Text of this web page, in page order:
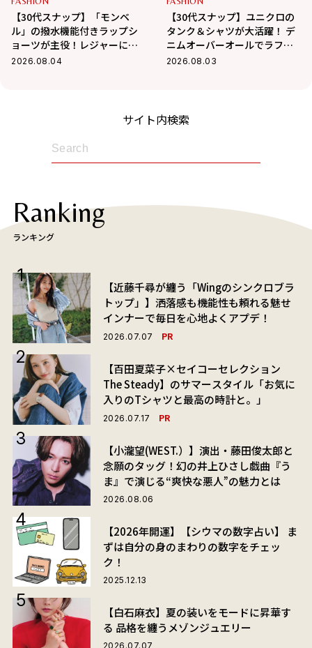
【30代スナップ】「モンベ
ル」の撥水機能付きラップシ
ョーツが主役！レジャーにも
最適なアクティブコーデ
2026.08.04
【30代スナップ】ユニクロの
タンク＆シャツが大活躍！ デ
ニムオーバーオールでラフに
まとめた真夏コーデ
2026.08.03
サイト内検索
Ranking
ランキング
【近藤千尋が纏う「Wingのシンクロブラ
トップ」】洒落感も機能性も頼れる魅せ
インナーで毎日を心地よくアプデ！
2026.07.07 PR
【百田夏菜子×セイコーセレクション
The Steady】のサマースタイル「お気に
入りのTシャツと最高の時計と。」
2026.07.17 PR
【小瀧望(WEST.）】演出・藤田俊太郎と
念願のタッグ！幻の井上ひさし戯曲『う
ま』で演じる“爽快な悪人”の魅力とは
2026.08.06
【2026年開運】【シウマの数字占い】 ま
ずは自分の身のまわりの数字をチェッ
ク！
2025.12.13
【白石麻衣】夏の装いをモードに昇華す
る 品格を纏うメゾンジュエリー
2026.07.07